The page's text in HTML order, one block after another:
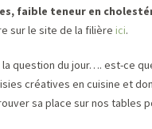
faible teneur en
sur le site de la filière ici.
question du jour…. est-ce
créatives en cuisine et
sa place sur nos tables